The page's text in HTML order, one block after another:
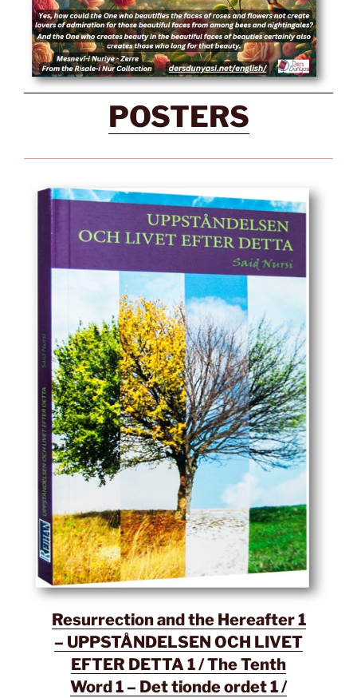
POSTERS
Resurrection and the Hereafter 1
– UPPSTÅNDELSEN OCH LIVET
EFTER DETTA 1 / The Tenth
Word 1 – Det tionde ordet 1 /